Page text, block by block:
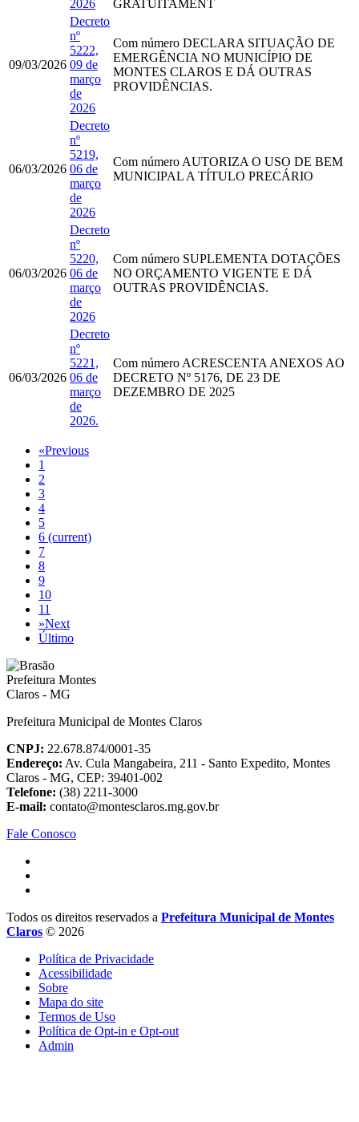
2026 GRATUITAMENT
09/03/2026
Decreto
nº
5222,
09 de
março
de
2026
Com número DECLARA SITUAÇÃO DE
EMERGÊNCIA NO MUNICÍPIO DE
MONTES CLAROS E DÁ OUTRAS
PROVIDÊNCIAS.
06/03/2026
Decreto
nº
5219,
06 de
março
de
2026
Com número AUTORIZA O USO DE BEM
MUNICIPAL A TÍTULO PRECÁRIO
06/03/2026
Decreto
nº
5220,
06 de
março
de
2026
Com número SUPLEMENTA DOTAÇÕES
NO ORÇAMENTO VIGENTE E DÁ
OUTRAS PROVIDÊNCIAS.
06/03/2026
Decreto
nº
5221,
06 de
março
de
2026.
Com número ACRESCENTA ANEXOS AO
DECRETO Nº 5176, DE 23 DE
DEZEMBRO DE 2025
«Previous
1
2
3
4
5
6 (current)
7
8
9
10
11
»Next
Último
Prefeitura Municipal de Montes Claros
CNPJ: 22.678.874/0001-35
Endereço: Av. Cula Mangabeira, 211 - Santo Expedito, Montes
Claros - MG, CEP: 39401-002
Telefone: (38) 2211-3000
E-mail: contato@montesclaros.mg.gov.br
Fale Conosco
Todos os direitos reservados a Prefeitura Municipal de Montes
Claros © 2026
Política de Privacidade
Acessibilidade
Sobre
Mapa do site
Termos de Uso
Política de Opt-in e Opt-out
Admin